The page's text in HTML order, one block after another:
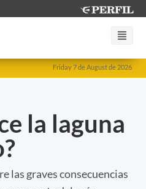
Friday 7 de August de 2026
la laguna
las graves consecuencias